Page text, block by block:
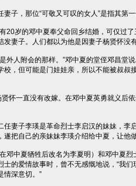
，那位“可敬又可叹的女人”是指其第一
岁的邓中夏奉父命回乡结婚，可仅过了
发妻子。人们都以为他是因妻子杨贤怀没
人附会的那样。”邓中夏的堂侄邓昌堂
校，但可能是门娃娃亲，所以不能被叔叔
怀一直没有改嫁。在邓中夏英勇就义后
妻子李瑛是革命烈士李启汉的妹妹，李
遂把自己的亲妹妹李瑛介绍给中夏，让他
中夏牺牲后改名为李夏明）和邓中夏烈
士的爱情故事时，曾不无感慨地说，“我
情深意切。”